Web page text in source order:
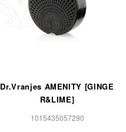
Dr.Vranjes AMENITY [GINGE
R&LIME]
1015435057290